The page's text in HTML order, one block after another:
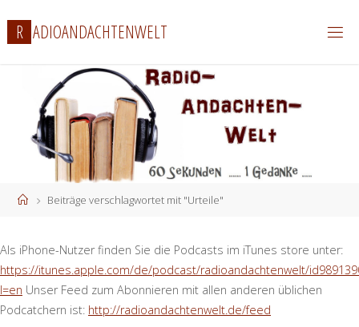
Inhalt
springen
R ADIOANDACHTENWELT
StartBeiträge verschlagwortet mit "Urteile"
Als iPhone-Nutzer finden Sie die Podcasts im iTunes store unter:
https://itunes.apple.com/de/podcast/radioandachtenwelt/
l=en Unser Feed zum Abonnieren mit allen anderen üblichen
Podcatchern ist: http://radioandachtenwelt.de/feed